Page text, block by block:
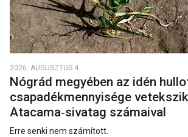
2026. AUGUSZTUS 4.
Nógrád megyében az idén
csapadékmennyisége
Atacama‑sivatag számaival
Erre senki nem számított.